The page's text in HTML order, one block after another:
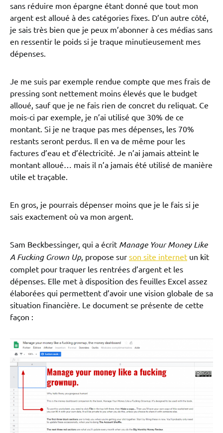
sans réduire mon épargne étant donné que tout mon
argent est alloué à des catégories fixes. D’un autre côté,
je sais très bien que je peux m’abonner à ces médias sans
en ressentir le poids si je traque minutieusement mes
dépenses.
Je me suis par exemple rendue compte que mes frais de
pressing sont nettement moins élevés que le budget
alloué, sauf que je ne fais rien de concret du reliquat. Ce
mois-ci par exemple, je n’ai utilisé que 30% de ce
montant. Si je ne traque pas mes dépenses, les 70%
restants seront perdus. Il en va de même pour les
factures d’eau et d’électricité. Je n’ai jamais atteint le
montant alloué… mais il n’a jamais été utilisé de manière
utile et traçable.
En gros, je pourrais dépenser moins que je le fais si je
sais exactement où va mon argent.
Sam Beckbessinger, qui a écrit Manage Your Money Like
A Fucking Grown Up, propose sur son site internet un kit
complet pour traquer les rentrées d’argent et les
dépenses. Elle met à disposition des feuilles Excel assez
élaborées qui permettent d’avoir une vision globale de sa
situation financière. Le document se présente de cette
façon :